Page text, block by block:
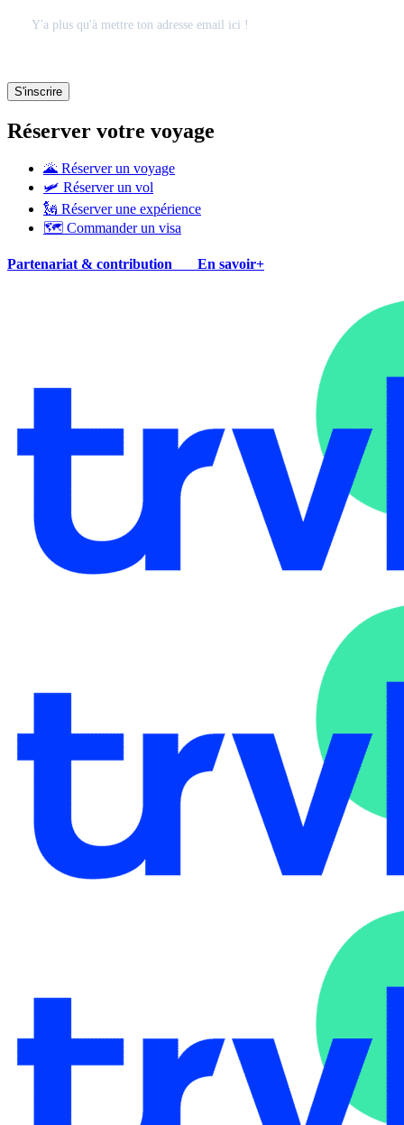
Réserver votre voyage
🌋 Réserver un voyage
🛩 Réserver un vol
🗽 Réserver une expérience
🗺 Commander un visa
Partenariat & contribution En savoir+